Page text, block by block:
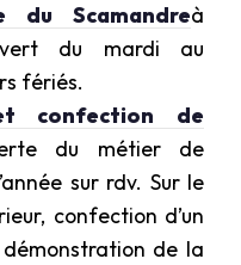
du Scamandreà
du mardi au
fériés.
confection de
du métier de
sur rdv. Sur le
confection d’un
de la